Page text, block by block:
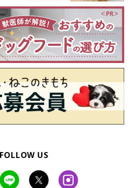
、吠えること自体がなくなってき
興味があったけど、だんだん薄れ
の犬に興味をなくしていきまし
FOLLOW US